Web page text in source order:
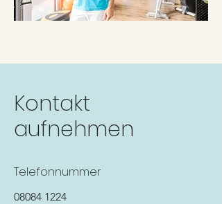
Kontakt
aufnehmen
Telefonnummer
08084 1224